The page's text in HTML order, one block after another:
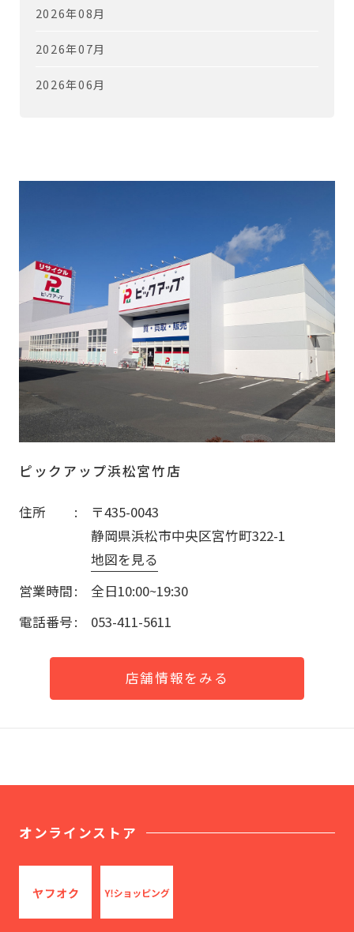
2026年08月
2026年07月
2026年06月
ピックアップ浜松宮竹店
住所
〒435-0043
静岡県浜松市中央区宮竹町322-1
地図を見る
営業時間
全日10:00~19:30
電話番号
053-411-5611
店舗情報をみる
オンラインストア